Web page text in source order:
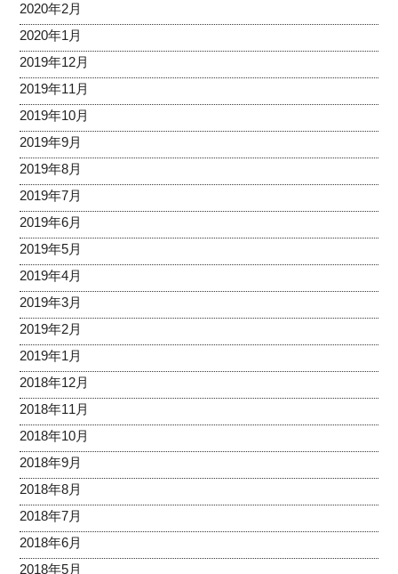
2020年2月
2020年1月
2019年12月
2019年11月
2019年10月
2019年9月
2019年8月
2019年7月
2019年6月
2019年5月
2019年4月
2019年3月
2019年2月
2019年1月
2018年12月
2018年11月
2018年10月
2018年9月
2018年8月
2018年7月
2018年6月
2018年5月